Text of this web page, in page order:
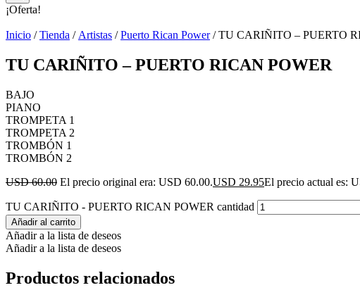
¡Oferta!
Inicio /Tienda / Artistas /Puerto Rican Power/ TU CARIÑITO – PUERTO
TU CARIÑITO – PUERTO RICAN POWER
BAJO
PIANO
TROMPETA 1
TROMPETA 2
TROMBÓN 1
TROMBÓN 2
USD 60.00 El precio original era: USD 60.00.USD 29.95El precio actual es:
TU CARIÑITO - PUERTO RICAN POWER cantidad
Añadir al carrito
Añadir a la lista de deseos
Añadir a la lista de deseos
Productos relacionados